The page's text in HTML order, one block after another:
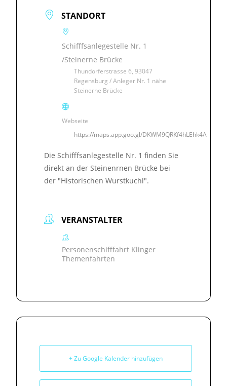
STANDORT
Schifffsanlegestelle Nr. 1
/Steinerne Brücke
Thundorferstrasse 6, 93047
Regensburg / Anleger Nr. 1 nähe
Steinerne Brücke
Webseite
https://maps.app.goo.gl/DKWM9QRKf4hLEhk4A
Die Schifffsanlegestelle Nr. 1 finden Sie
direkt an der Steinenrnen Brücke bei
der "Historischen Wurstkuchl".
VERANSTALTER
Personenschifffahrt Klinger
Themenfahrten
+ Zu Google Kalender hinzufügen